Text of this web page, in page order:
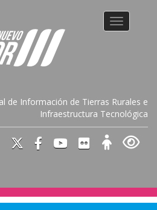
de Información de Tierras Rurales e
Infraestructura Tecnológica
Toggle